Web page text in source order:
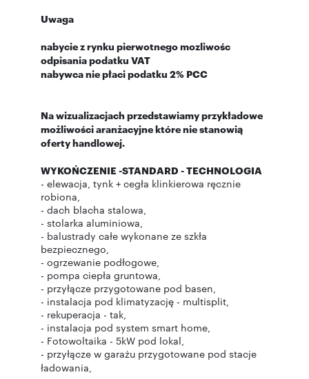
Uwaga
nabycie z rynku pierwotnego mozliwośc
odpisania podatku VAT
nabywca nie płaci podatku 2% PCC
Na wizualizacjach przedstawiamy przykładowe
możliwości aranżacyjne które nie stanowią
oferty handlowej.
WYKOŃCZENIE -STANDARD - TECHNOLOGIA
- elewacja, tynk + cegła klinkierowa ręcznie
robiona,
- dach blacha stalowa,
- stolarka aluminiowa,
- balustrady całe wykonane ze szkła
bezpiecznego,
- ogrzewanie podłogowe,
- pompa ciepła gruntowa,
- przyłącze przygotowane pod basen,
- instalacja pod klimatyzację - multisplit,
- rekuperacja - tak,
- instalacja pod system smart home,
- Fotowoltaika - 5kW pod lokal,
- przyłącze w garażu przygotowane pod stacje
ładowania,